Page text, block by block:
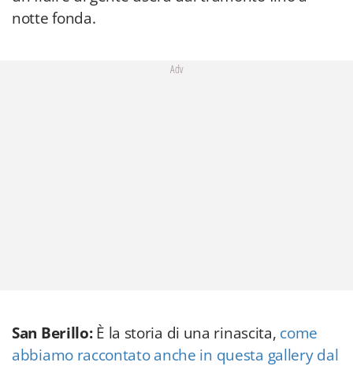
notte fonda.
Adv
San Berillo:È la storia di una rinascita, come
abbiamo raccontato anche in questa gallery dal